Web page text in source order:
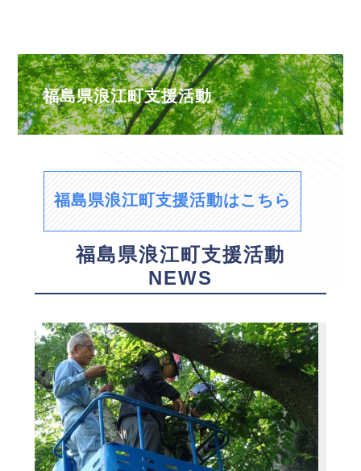
福島県浪江町支援活動
福島県浪江町支援活動はこちら
福島県浪江町支援活動
NEWS